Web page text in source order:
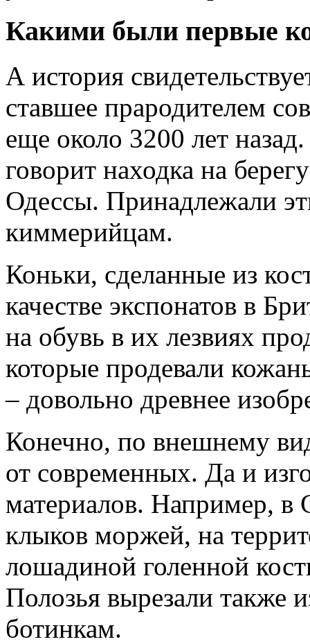
Какими были первые
А история
ставшее прародителем
еще около 3200 лет
говорит находка на
Одессы. Принадлежали
киммерийцам.
Коньки, сделанные из
качестве экспонатов в
на обувь в их лезвиях
которые продевали
– довольно древнее
Конечно, по внешнему
от современных. Да и
материалов. Например, в
клыков моржей, на
лошадиной голенной
Полозья вырезали также
ботинкам.